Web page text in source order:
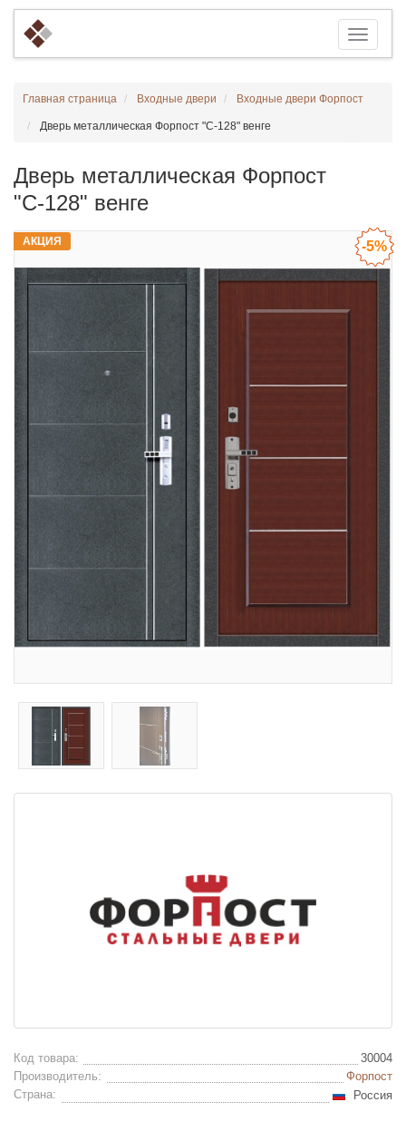
Главная страница Входные двери Входные двери Форпост
Дверь металлическая Форпост "С-128" венге
Дверь металлическая Форпост
"С-128" венге
АКЦИЯ -5%
Код товара:
30004
Производитель:
Форпост
Страна:
Россия